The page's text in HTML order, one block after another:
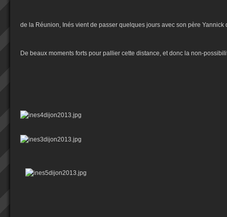
de la Réunion, Inés vient de passer quelques jours avec son père Yannick
De beaux moments forts pour pallier cette distance, et donc la non-